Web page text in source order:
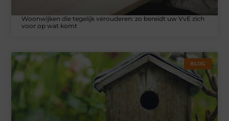
Woonwijken die tegelijk verouderen: zo bereidt uw VvE zich
voor op wat komt
BLOG